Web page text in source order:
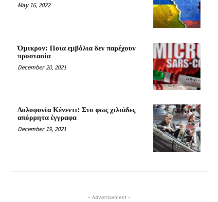
May 16, 2022
Όμικρον: Ποια εμβόλια δεν παρέχουν
προστασία
December 20, 2021
Δολοφονία Κένεντι: Στο φως χιλιάδες
απόρρητα έγγραφα
December 19, 2021
- Advertisement -